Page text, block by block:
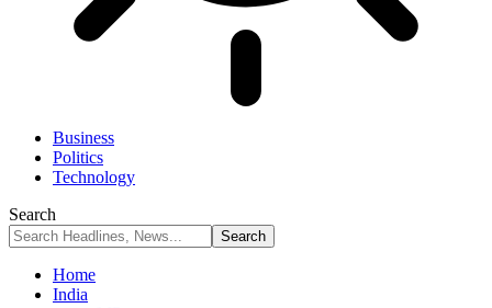
Business
Politics
Technology
Search
Home
India